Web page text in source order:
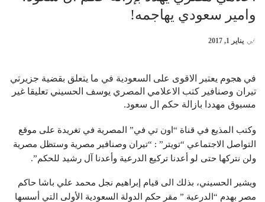
وامير سعودي يهاجمه!
في يناير 1, 2017
في هجوم يعتبر الاقوى على السعودية في ما يتعلق بقضية جزيرتي
تيران وصنافير كتب الاعلامي المصري يوسف الحسيني تعليقا غير
مسبوق مهددا بازالة حكم ال سعود.
وكتب المذيع في قناة “اون تي في” المصرية في تغريدة على موقع
التواصل الاجتماعي “تويتر” : “تيران وصنافير مصرية وستظل مصرية
ولن نتركها حتى لو أعدنا تركيع الدرعية وأعدنا آل رشيد للحكم”.
ويشير الحسيني، بذلك الى قيام إبراهيم نجل محمد علي باشا حاكم
مصر بهدم “الدرعية ” مقر حكم الدولة السعودية الأولى التي أسسها